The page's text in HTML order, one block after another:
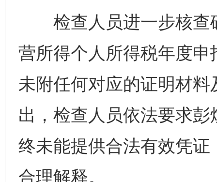
检查人员进一步核查
营所得个人所得税年度
未附任何对应的证明材
出，检查人员依法要求
终未能提供合法有效凭
合理解释。